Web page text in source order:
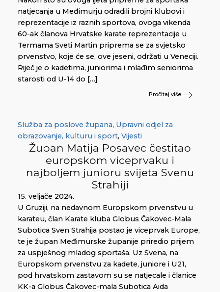
natjecanja u Međimurju odradili brojni klubovi i
reprezentacije iz raznih sportova, ovoga vikenda
60-ak članova Hrvatske karate reprezentacije u
Termama Sveti Martin priprema se za svjetsko
prvenstvo, koje će se, ove jeseni, održati u Veneciji.
Riječ je o kadetima, juniorima i mlađim seniorima
starosti od U-14 do […]
Pročitaj više
Služba za poslove župana, Upravni odjel za
obrazovanje, kulturu i sport, Vijesti
Župan Matija Posavec čestitao
europskom viceprvaku i
najboljem junioru svijeta Svenu
Strahiji
15. veljače 2024.
U Gruziji, na nedavnom Europskom prvenstvu u
karateu, član Karate kluba Globus Čakovec-Mala
Subotica Sven Strahija postao je viceprvak Europe,
te je župan Međimurske županije priredio prijem
za uspješnog mladog sportaša. Uz Svena, na
Europskom prvenstvu za kadete, juniore i U21,
pod hrvatskom zastavom su se natjecale i članice
KK-a Globus Čakovec-mala Subotica Aida